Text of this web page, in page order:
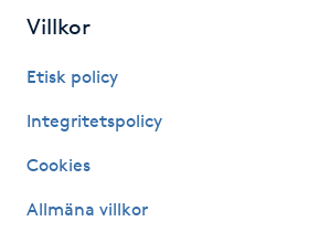
Nagelklippning
Nagelsvamp
Nageltrång
Nagelvård
Villkor
Etisk policy
Integritetspolicy
Cookies
Allmäna villkor